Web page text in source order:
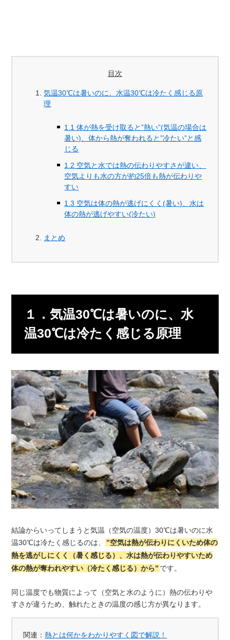
目次
気温30℃は暑いのに、水温30℃は冷たく感じる原
理
1.1 体が熱を受け取ると”熱い”(気温の場合は
暑い)、体から熱が奪われると”冷たい”と感
じる
1.2 空気と水では熱の伝わりやすさが違い、
空気よりも水の方が約25倍も熱が伝わりや
すい
1.3 空気は体の熱が逃げにくく(暑い)、水は
体の熱が逃げやすい(冷たい)
まとめ
１．気温30℃は暑いのに、水
温30℃は冷たく感じる原理
結論からいってしまうと気温（空気の温度）30℃は暑いのに水
温30℃は冷たく感じるのは、
”空気は熱が伝わりにくいため体の
熱を逃がしにくく（暑く感じる）、水は熱が伝わりやすいため
体の熱が奪われやすい（冷たく感じる）から” です。
同じ温度でも物質によって（空気と水のように）熱の伝わりや
すさが違うため、触れたときの温度の感じ方が異なります。
関連：熱とは何かをわかりやすく図で解説！